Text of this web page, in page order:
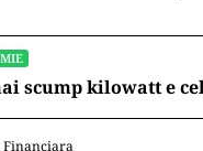
scump kilowatt e
Financiara